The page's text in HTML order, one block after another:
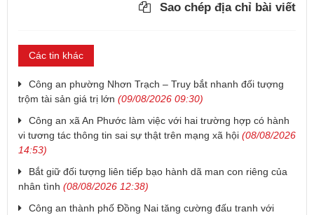
Sao chép địa chỉ bài viết
Các tin khác
Công an phường Nhơn Trạch – Truy bắt nhanh đối tượng
trộm tài sản giá trị lớn (09/08/2026 09:30)
Công an xã An Phước làm việc với hai trường hợp có hành
vi tương tác thông tin sai sự thật trên mạng xã hội (08/08/2026
14:53)
Bắt giữ đối tượng liên tiếp bạo hành dã man con riêng của
nhân tình (08/08/2026 12:38)
Công an thành phố Đồng Nai tăng cường đấu tranh với